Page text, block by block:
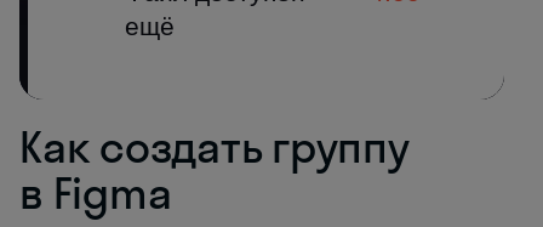
Как создать группу
в Figma